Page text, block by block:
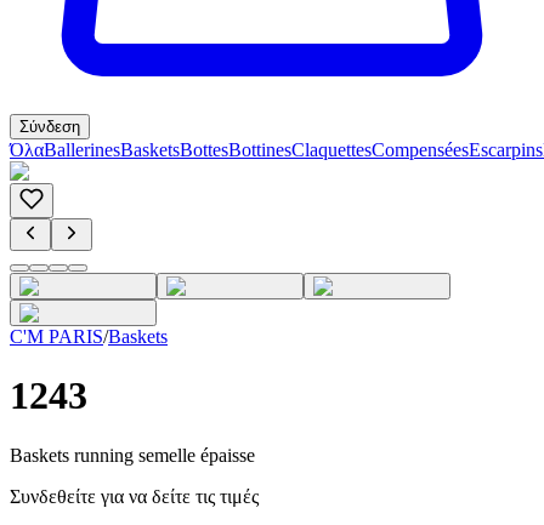
Σύνδεση
ΌλαBallerinesBasketsBottesBottinesClaquettesCompenséesEscarpins
C'M PARIS/Baskets
1243
Baskets running semelle épaisse
Συνδεθείτε για να δείτε τις τιμές